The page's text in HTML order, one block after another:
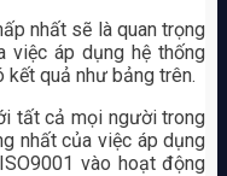
nhất sẽ là quan trọng
việc áp dụng hệ thống
quả như bảng trên.
tất cả mọi người trong
nhất của việc áp dụng
vào hoạt động